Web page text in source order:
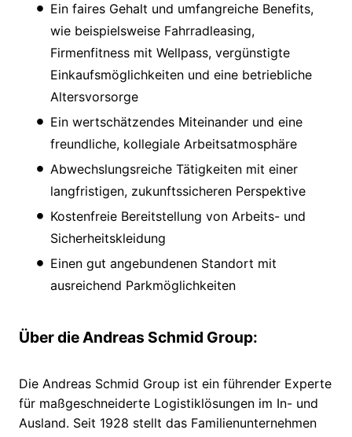
Ein faires Gehalt und umfangreiche Benefits,
wie beispielsweise Fahrradleasing,
Firmenfitness mit Wellpass, vergünstigte
Einkaufsmöglichkeiten und eine betriebliche
Altersvorsorge
Ein wertschätzendes Miteinander und eine
freundliche, kollegiale Arbeitsatmosphäre
Abwechslungsreiche Tätigkeiten mit einer
langfristigen, zukunftssicheren Perspektive
Kostenfreie Bereitstellung von Arbeits- und
Sicherheitskleidung
Einen gut angebundenen Standort mit
ausreichend Parkmöglichkeiten
Über die Andreas Schmid Group:
Die Andreas Schmid Group ist ein führender Experte
für maßgeschneiderte Logistiklösungen im In- und
Ausland. Seit 1928 stellt das Familienunternehmen